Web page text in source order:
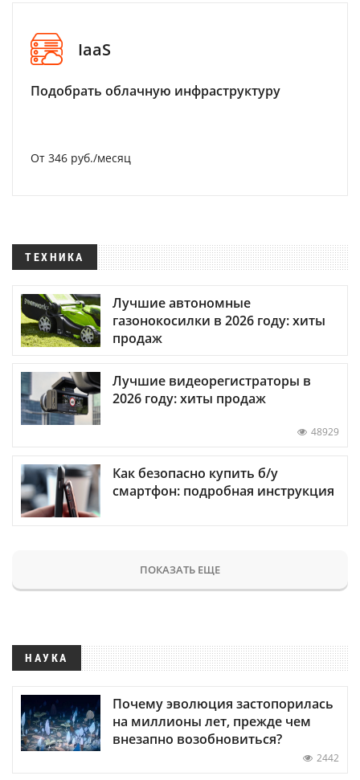
IaaS
Подобрать облачную инфраструктуру
От 346 руб./месяц
ТЕХНИКА
Лучшие автономные
газонокосилки в 2026 году: хиты
продаж
Лучшие видеорегистраторы в
2026 году: хиты продаж
48929
Как безопасно купить б/у
смартфон: подробная инструкция
ПОКАЗАТЬ ЕЩЕ
НАУКА
Почему эволюция застопорилась
на миллионы лет, прежде чем
внезапно возобновиться?
2442